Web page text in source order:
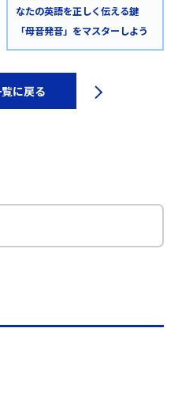
なたの英語を正しく伝える鍵
「母音発音」をマスターしよう
に戻る